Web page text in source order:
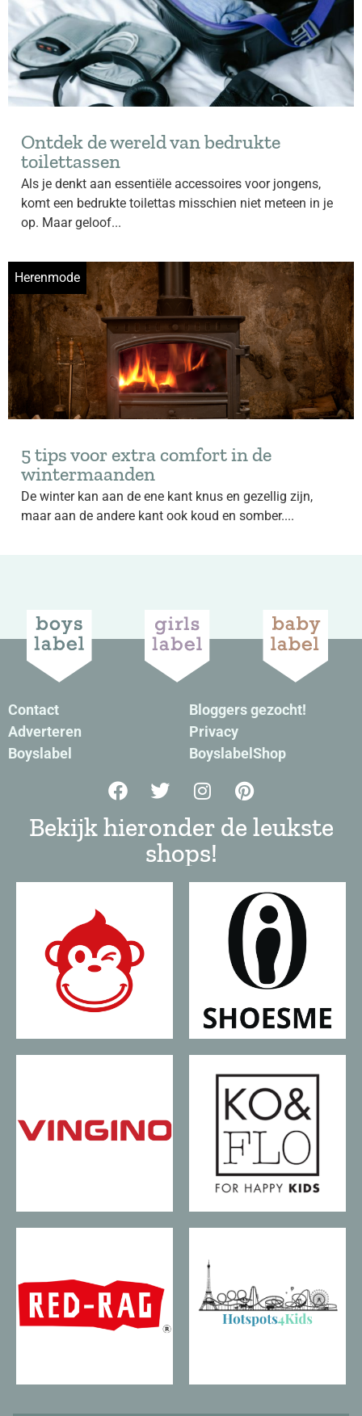
Ontdek de wereld van bedrukte
toilettassen
Als je denkt aan essentiële accessoires voor jongens,
komt een bedrukte toilettas misschien niet meteen in je
op. Maar geloof...
Herenmode
5 tips voor extra comfort in de
wintermaanden
De winter kan aan de ene kant knus en gezellig zijn,
maar aan de andere kant ook koud en somber....
Contact
Adverteren
Boyslabel
Bloggers gezocht!
Privacy
BoyslabelShop
Bekijk hieronder de leukste
shops!